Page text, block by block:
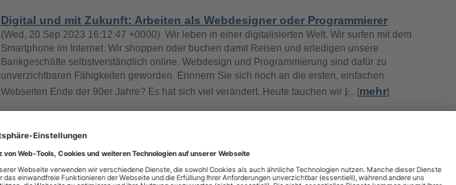
Digital und mit Zukunft: Arbeiten als Webdesigner oder Programmierer
(Wed, 20 Sep 2023 16:12:47 +0000) Wir leben in einer digitalisierten Welt. Wir surfen mit dem
Smartphone im Internet. Wir shoppen oder buchen damit Reisen und erledigen unsere
Bankgeschäfte selbstverständlich online. Webdesign und Programmierung sind dafür zu
unverzichtbaren Fähigkeiten geworden. Erinnern Sie sich noch an die ersten, einfachen
Webseiten Ende der 90er Jahre? Es hat sich viel verändert. Heute tauchen wir [̷... [mehr]
(Wed, 20 Sep 2023 07:25:58 +0000) Sie stehen vor einer der wichtigsten Entscheidungen in
Ihrem Leben: Welcher Beruf passt zu mir? Es geht hierbei nicht nur um den Lebensunterhalt,
sondern auch um Lebenszufriedenheit und persönliche Erfüllung. In diesem Beitrag geben wir
Ihnen wertvolle Quick-Tipps, die Ihnen den Entscheidungsprozess erleichtern. Selbstreflexion